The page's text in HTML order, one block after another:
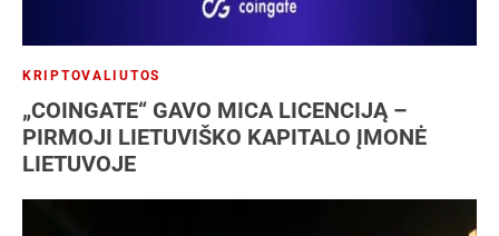
KRIPTOVALIUTOS
„COINGATE“ GAVO MICA LICENCIJĄ –
PIRMOJI LIETUVIŠKO KAPITALO ĮMONĖ
LIETUVOJE